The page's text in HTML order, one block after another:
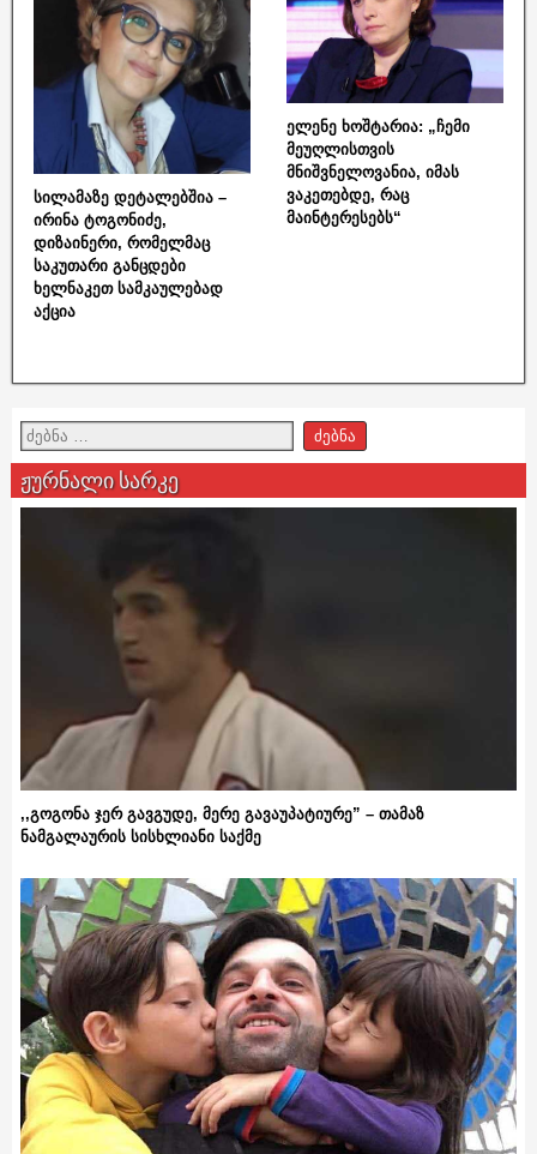
სილამაზე დეტალებშია –
ირინა ტოგონიძე,
დიზაინერი, რომელმაც
საკუთარი განცდები
ხელნაკეთ სამკაულებად
აქცია
ელენე ხოშტარია: „ჩემი
მეუღლისთვის
მნიშვნელოვანია, იმას
ვაკეთებდე, რაც
მაინტერესებს“
ჟურნალი სარკე
,,გოგონა ჯერ გავგუდე, მერე გავაუპატიურე” – თამაზ
ნამგალაურის სისხლიანი საქმე